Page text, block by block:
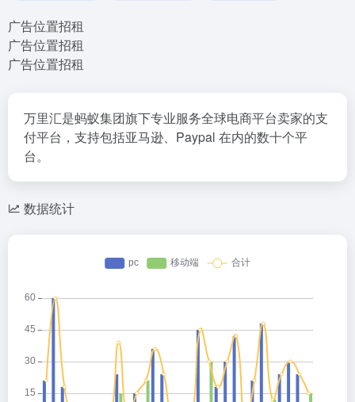
广告位置招租
广告位置招租
广告位置招租
万里汇是蚂蚁集团旗下专业服务全球电商平台卖家的支
付平台，支持包括亚马逊、Paypal 在内的数十个平
台。
数据统计